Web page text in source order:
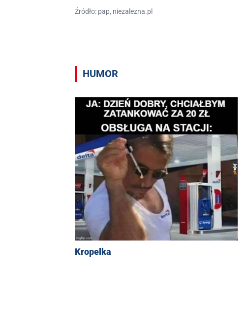
Źródło: pap, niezalezna.pl
HUMOR
Kropelka